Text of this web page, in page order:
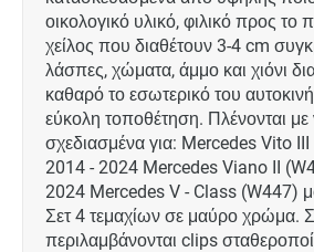
οικολογικό υλικό, φιλικό προς το
χείλος που διαθέτουν 3-4 cm
λάσπες, χώματα, άμμο και χιόνι
καθαρό το εσωτερικό του
εύκολη τοποθέτηση. Πλένονται με
σχεδιασμένα για: Mercedes Vito
2014 - 2024 Mercedes Viano ΙΙ
2024 Mercedes V - Class (W447)
Σετ 4 τεμαχίων σε μαύρο χρώμα.
περιλαμβάνονται clips